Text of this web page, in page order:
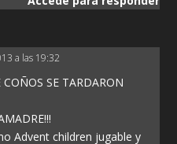
a las 19:32
SE TARDARON
Advent children jugable y